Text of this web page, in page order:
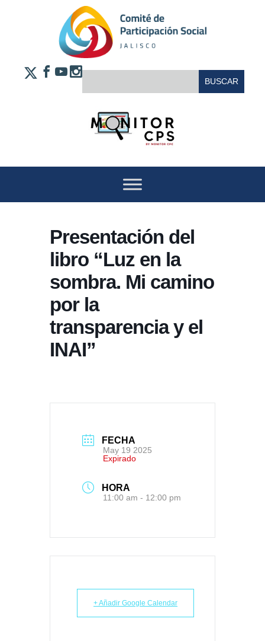
Presentación del
libro “Luz en la
sombra. Mi camino
por la
transparencia y el
INAI”
FECHA
May 19 2025
Expirado
HORA
11:00 am - 12:00 pm
+ Añadir Google Calendar